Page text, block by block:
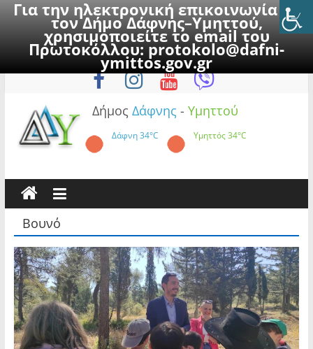
Για την ηλεκτρονική επικοινωνία με
τον Δήμο Δάφνης–Υμηττού,
χρησιμοποιείτε το email του
Πρωτοκόλλου:protokolo@dafni-
ymittos.gov.gr
to
Πέμπτη, 6 Αυγούστου 2026
Δήμος Δάφνης - Υμηττού
Δάφνη34°C Υμηττός34°C
Βουνό